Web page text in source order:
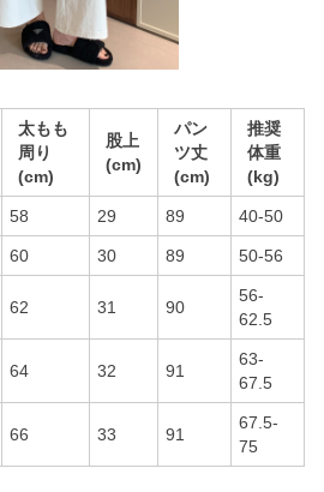
太もも
周り
(cm)
股上
(cm)
パン
ツ丈
(cm)
推奨
体重
(kg)
58 29 89 40-50
60 30 89 50-56
62 31 90
56-
62.5
64 32 91
63-
67.5
66 33 91
67.5-
75